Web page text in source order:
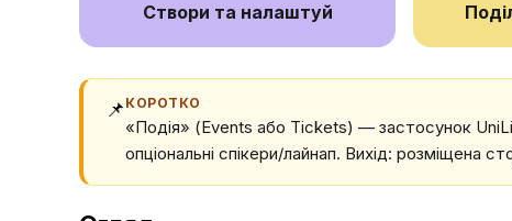
Створи та налаштуй
📌 КОРОТКО
«Подія» (Events або Tickets) — застосунок
опціональні спікери/лайнап. Вихід: розміщена